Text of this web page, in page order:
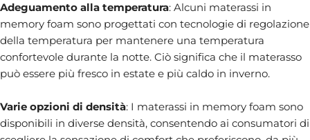
Adeguamento alla temperatura: Alcuni materassi in
memory foam sono progettati con tecnologie di regolazione
della temperatura per mantenere una temperatura
confortevole durante la notte. Ciò significa che il materasso
può essere più fresco in estate e più caldo in inverno.
Varie opzioni di densità: I materassi in memory foam sono
disponibili in diverse densità, consentendo ai consumatori di